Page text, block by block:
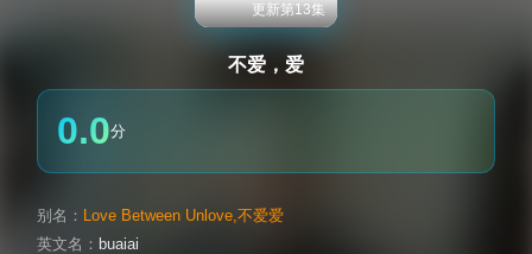
更新第13集
不爱，爱
0.0分
别名： Love Between Unlove,不爱爱
英文名： buaiai